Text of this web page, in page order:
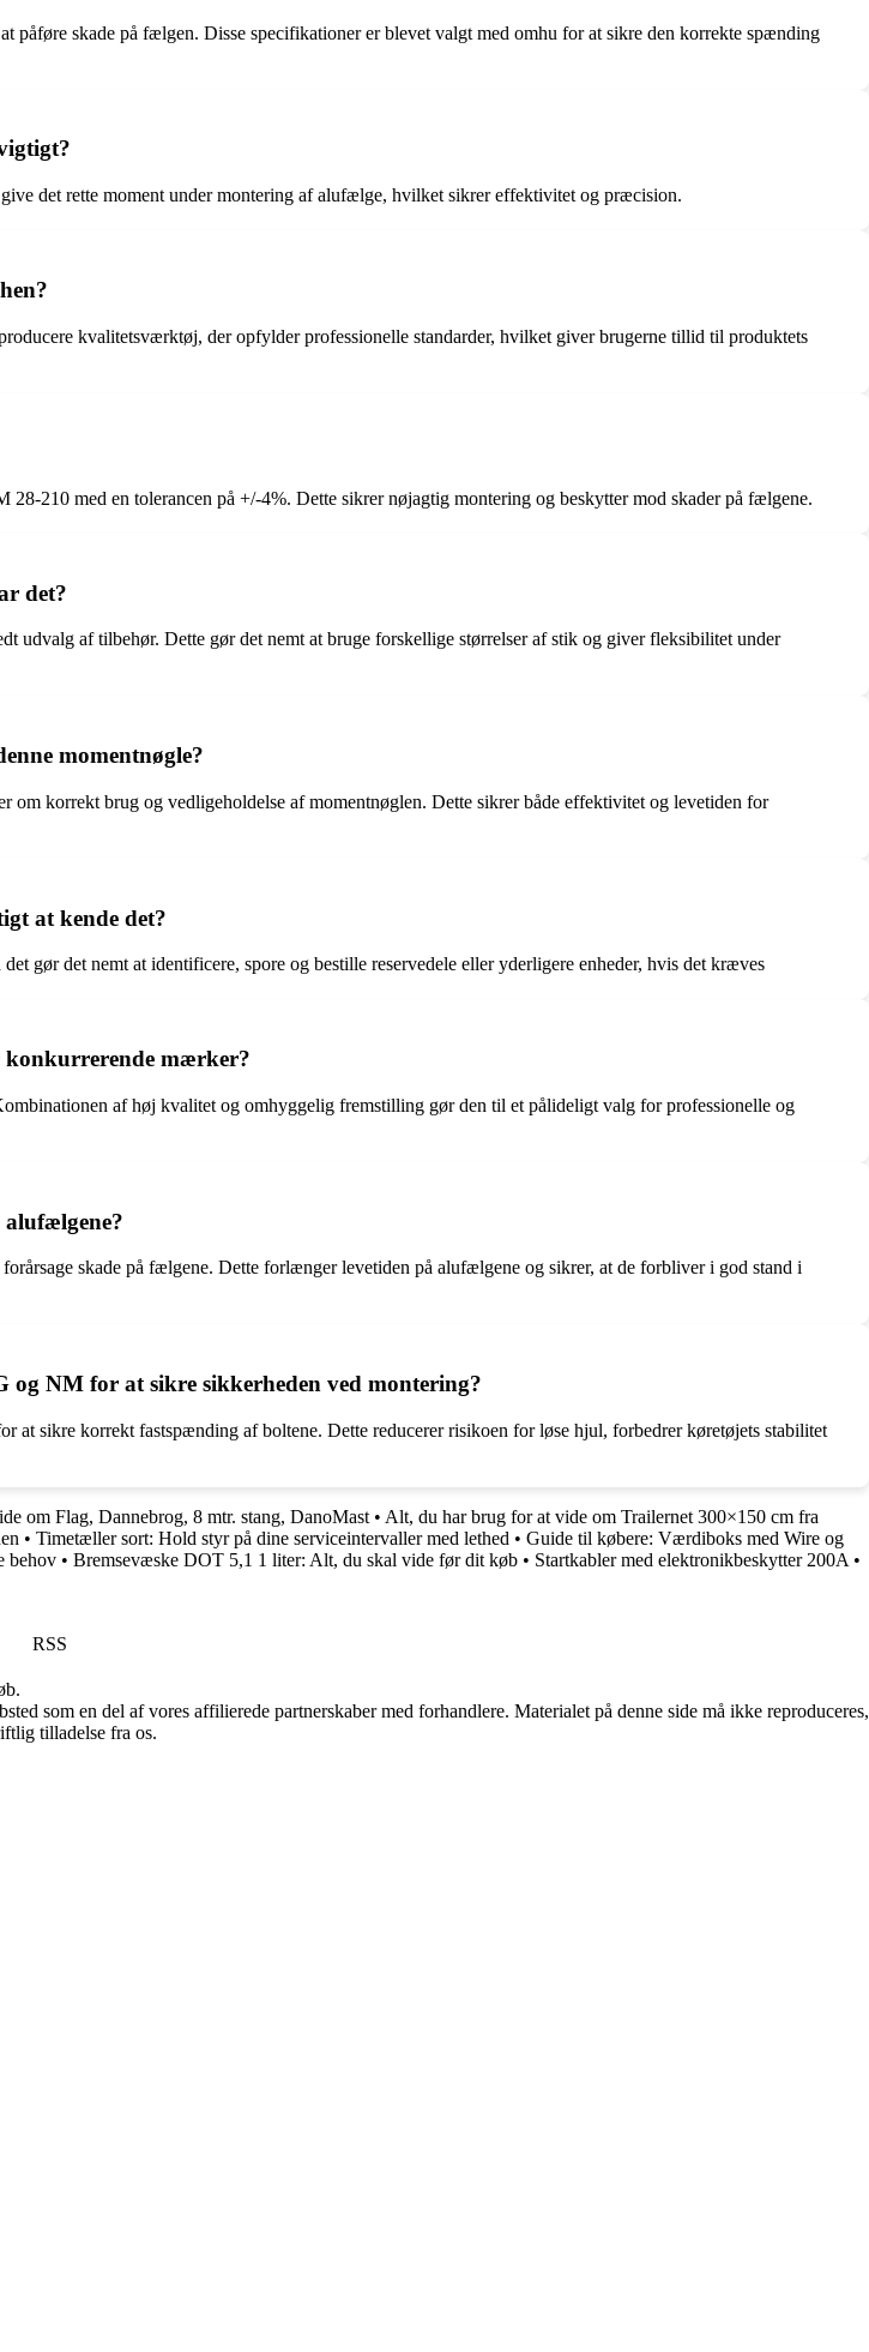
skade på fælgen. Disse specifikationer er blevet valgt med omhu for at sikre den korrekte spænding
det rette moment under montering af alufælge, hvilket sikrer effektivitet og præcision.
kvalitetsværktøj, der opfylder professionelle standarder, hvilket giver brugerne tillid til produktets
210 med en tolerancen på +/-4%. Dette sikrer nøjagtig montering og beskytter mod skader på fælgene.
det?
af tilbehør. Dette gør det nemt at bruge forskellige størrelser af stik og giver fleksibilitet under
momentnøgle?
korrekt brug og vedligeholdelse af momentnøglen. Dette sikrer både effektivitet og levetiden for
at kende det?
gør det nemt at identificere, spore og bestille reservedele eller yderligere enheder, hvis det kræves
konkurrerende mærker?
af høj kvalitet og omhyggelig fremstilling gør den til et pålideligt valg for professionelle og
skade på fælgene. Dette forlænger levetiden på alufælgene og sikrer, at de forbliver i god stand i
og NM for at sikre sikkerheden ved montering?
sikre korrekt fastspænding af boltene. Dette reducerer risikoen for løse hjul, forbedrer køretøjets stabilitet
om Flag, Dannebrog, 8 mtr. stang, DanoMast • Alt, du har brug for at vide om Trailernet 300×150 cm fra
• Timetæller sort: Hold styr på dine serviceintervaller med lethed • Guide til købere: Værdiboks med Wire og
behov • Bremsevæske DOT 5,1 1 liter: Alt, du skal vide før dit køb • Startkabler med elektronikbeskytter 200A •
RSS
som en del af vores affilierede partnerskaber med forhandlere. Materialet på denne side må ikke reproduceres,
tilladelse fra os.